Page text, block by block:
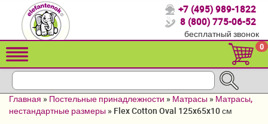
Спасибо, что выбрали нас!
Распродажа!
Детские коляски
Кроватки для новорожденных
+7 (495) 989-1822
8 (800) 775-06-52
бесплатный звонок
0
Главная » Постельные принадлежности » Матрасы » Матрасы,
нестандартные размеры » Flex Cotton Oval 125x65x10 см